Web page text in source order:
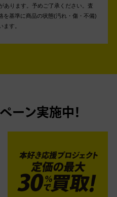
ります。予めご了承ください。 査
を基準に商品の状態(汚れ・傷・不備)
す。
ーン実施中！